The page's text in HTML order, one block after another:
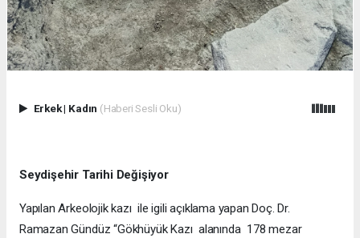
Erkek| Kadın (Haberi Sesli Oku)
Seydişehir Tarihi Değişiyor
Yapılan Arkeolojik kazı ile igili açıklama yapan Doç. Dr.
Ramazan Gündüz “Gökhüyük Kazı alanında 178 mezar